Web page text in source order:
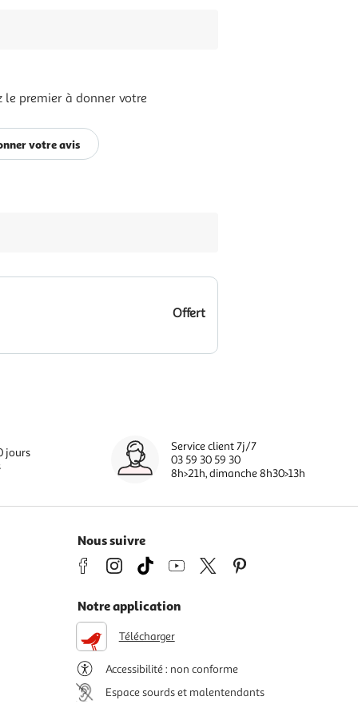
le premier à donner votre
votre avis
Offert
jours
Service client 7j/7
03 59 30 59 30
8h>21h, dimanche 8h30>13h
Nous suivre
Notre application
Télécharger
Accessibilité : non conforme
Espace sourds et malentendants